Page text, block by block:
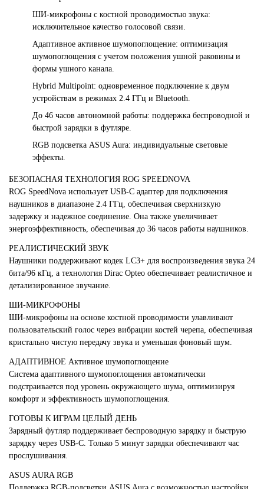
ШИ-микрофоны с костной проводимостью звука:
исключительное качество голосовой связи.
Адаптивное активное шумопоглощение: оптимизация
шумопоглощения с учетом положения ушной раковины и
формы ушного канала.
Hybrid Multipoint: одновременное подключение к двум
устройствам в режимах 2.4 ГГц и Bluetooth.
До 46 часов автономной работы: поддержка беспроводной и
быстрой зарядки в футляре.
RGB подсветка ASUS Aura: индивидуальные световые
эффекты.
БЕЗОПАСНАЯ ТЕХНОЛОГИЯ ROG SPEEDNOVA
ROG SpeedNova использует USB-C адаптер для подключения
наушников в диапазоне 2.4 ГГц, обеспечивая сверхнизкую
задержку и надежное соединение. Она также увеличивает
энергоэффективность, обеспечивая до 36 часов работы наушников.
РЕАЛИСТИЧЕСКИЙ ЗВУК
Наушники поддерживают кодек LC3+ для воспроизведения звука 24
бита/96 кГц, а технология Dirac Opteo обеспечивает реалистичное и
детализированное звучание.
ШИ-МИКРОФОНЫ
ШИ-микрофоны на основе костной проводимости улавливают
пользовательский голос через вибрации костей черепа, обеспечивая
кристально чистую передачу звука и уменьшая фоновый шум.
АДАПТИВНОЕ Активное шумопоглощение
Система адаптивного шумопоглощения автоматически
подстраивается под уровень окружающего шума, оптимизируя
комфорт и эффективность шумопоглощения.
ГОТОВЫ К ИГРАМ ЦЕЛЫЙ ДЕНЬ
Зарядный футляр поддерживает беспроводную зарядку и быструю
зарядку через USB-C. Только 5 минут зарядки обеспечивают час
прослушивания.
ASUS AURA RGB